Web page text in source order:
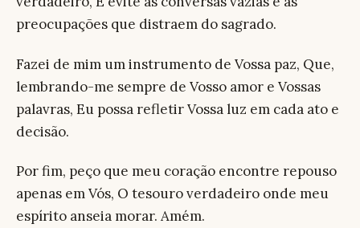
preocupações que distraem do sagrado.
Fazei de mim um instrumento de Vossa paz, Que,
lembrando-me sempre de Vosso amor e Vossas
palavras, Eu possa refletir Vossa luz em cada ato e
decisão.
Por fim, peço que meu coração encontre repouso
apenas em Vós, O tesouro verdadeiro onde meu
espírito anseia morar. Amém.